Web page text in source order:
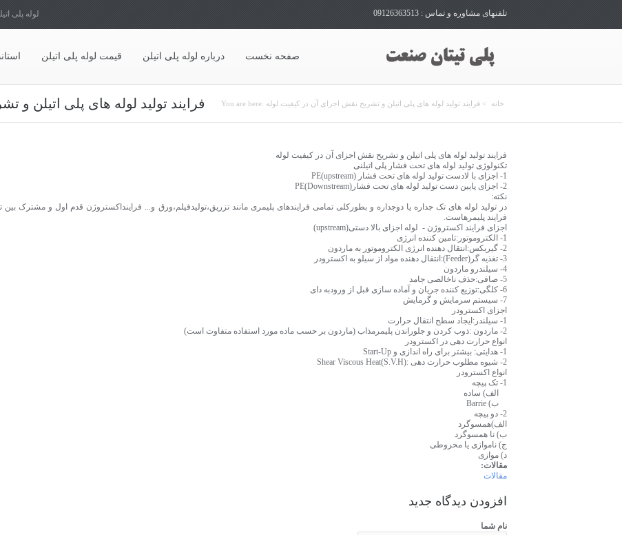
لوله پلی تلفنهای مشاوره و تماس : 09126363513
صفحه نخست درباره لوله پلی اتیلن قیمت لوله پلی اتیلن
You are here: خانه > فرایند تولید لوله های پلی اتیلن و تشریح نقش اجزای آن در کیفیت لوله فرایند تولید لوله های پلی اتیلن
فرایند تولید لوله های پلی اتیلن و تشریح نقش اجزای آن در کیفیت لوله
تکنولوژی تولید لوله های تحت فشار پلی اتیلنی
1- اجزای با لادست تولید لوله های تحت فشار (upstream)PE
2- اجزای پایین دست تولید لوله های تحت فشار(Downstream)PE
نکته:
در تولید لوله های تک جداره یا دوجداره و بطورکلی تمامی فرایندهای پلیمری مانند تزریق،تولیدفیلم،ورق و... فراینداکستروژن قدم اول و مشترک
فرایند پلیمرهاست.
اجزای فرایند اکستروژن - لوله اجزای بالا دستی(upstream)
1- الکتروموتور:تامین کننده انرژی
2- گیربکس:انتقال دهنده انرژی الکتروموتور به ماردون
3- تغذیه گر(Feeder):انتقال دهنده مواد از سیلو به اکسترودر
4- سیلندرو ماردون
5- صافی:حذف ناخالصی جامد
6- کلگی:توزیع کننده جریان و آماده سازی قبل از ورودبه دای
7- سیستم سرمایش و گرمایش
اجزای اکسترودر
1- سیلندر:ایجاد سطح انتقال حرارت
2- ماردون :ذوب کردن و جلوراندن پلیمرمذاب (ماردون بر حسب ماده مورد استفاده متفاوت است)
انواع حرارت دهی در اکسترودر
1- هدایتی: بیشتر برای راه اندازی و Start-Up
2- شیوه مطلوب حرارت دهی :Shear Viscous Heat(S.V.H)
انواع اکسترودر
1- تک پیچه
الف) ساده
ب) Barrie
2- دو پیچه
الف)همسوگرد
ب) نا همسوگرد
ج) ناموازی یا مخروطی
د) موازی
مقالات:
مقالات
افزودن دیدگاه جدید
نام شما